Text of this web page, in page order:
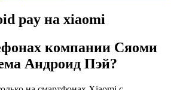
pay на xiaomi
компании Сяоми
Андроид Пэй?